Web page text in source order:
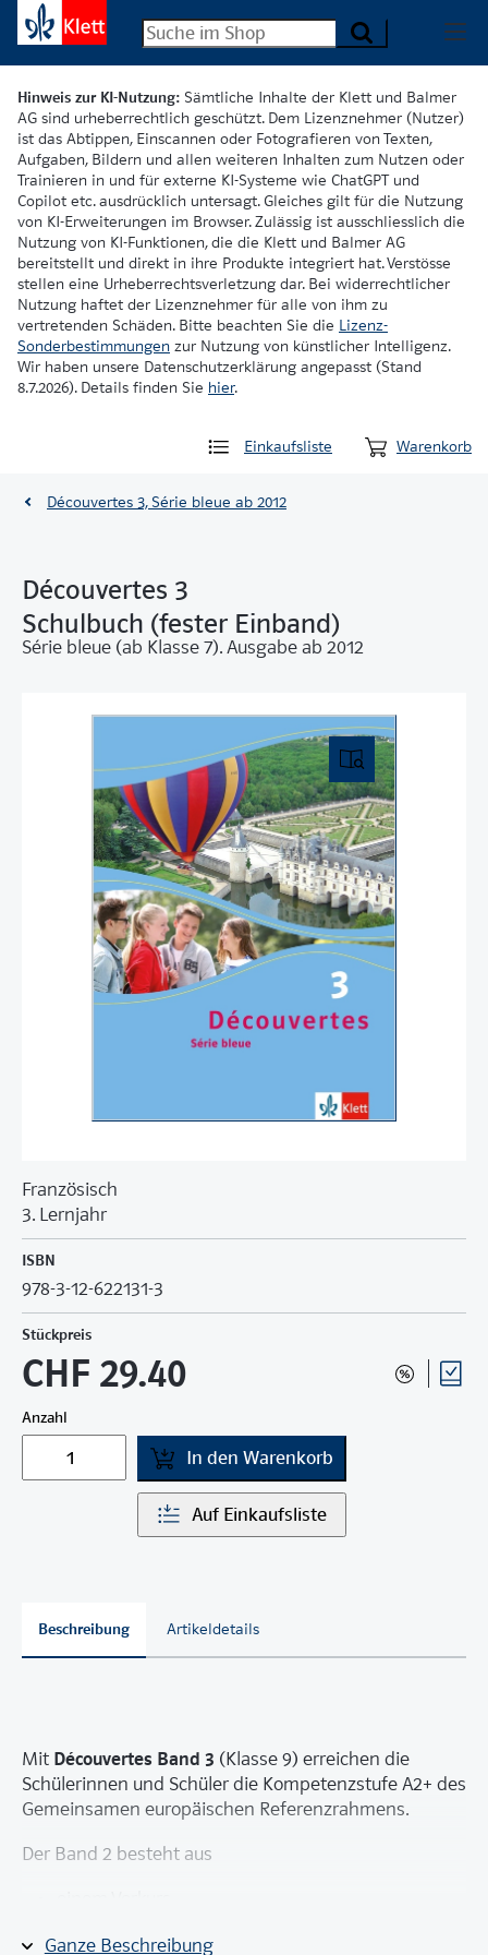
Hinweis zur KI-Nutzung: Sämtliche Inhalte der Klett und Balmer
AG sind urheberrechtlich geschützt. Dem Lizenznehmer (Nutzer)
ist das Abtippen, Einscannen oder Fotografieren von Texten,
Aufgaben, Bildern und allen weiteren Inhalten zum Nutzen oder
Trainieren in und für externe KI-Systeme wie ChatGPT und
Copilot etc. ausdrücklich untersagt. Gleiches gilt für die Nutzung
von KI-Erweiterungen im Browser. Zulässig ist ausschliesslich die
Nutzung von KI-Funktionen, die die Klett und Balmer AG
bereitstellt und direkt in ihre Produkte integriert hat. Verstösse
stellen eine Urheberrechtsverletzung dar. Bei widerrechtlicher
Nutzung haftet der Lizenznehmer für alle von ihm zu
vertretenden Schäden. Bitte beachten Sie die Lizenz-
Sonderbestimmungen zur Nutzung von künstlicher Intelligenz.
Wir haben unsere Datenschutzerklärung angepasst (Stand
8.7.2026). Details finden Sie hier.
Einkaufsliste Warenkorb
Découvertes 3, Série bleue ab 2012
Découvertes 3
Schulbuch (fester Einband)
Série bleue (ab Klasse 7). Ausgabe ab 2012
Französisch
3. Lernjahr
ISBN
978-3-12-622131-3
Stückpreis
CHF 29.40
Anzahl
In den Warenkorb
Auf Einkaufsliste
Beschreibung Artikeldetails
Ganze Beschreibung
Mit Découvertes Band 3 (Klasse 9) erreichen die
Schülerinnen und Schüler die Kompetenzstufe A2+ des
Gemeinsamen europäischen Referenzrahmens.
Der Band 2 besteht aus
Modulen